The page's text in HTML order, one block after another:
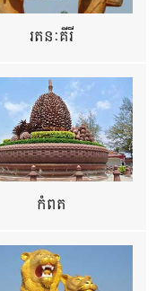
រតនៈគីរី
កំពត